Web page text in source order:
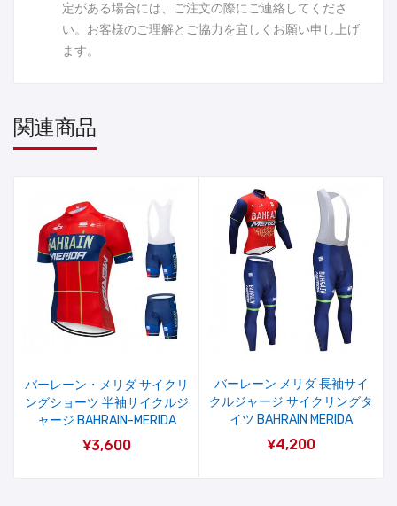
定がある場合には、ご注文の際にご連絡してくださ
い。お客様のご理解とご協力を宜しくお願い申し上げ
ます。
関連商品
バーレーン・メリダ サイクリ
ングショーツ 半袖サイクルジ
ャージ BAHRAIN-MERIDA
¥3,600
バーレーン メリダ 長袖サイ
クルジャージ サイクリングタ
イツ BAHRAIN MERIDA
¥4,200